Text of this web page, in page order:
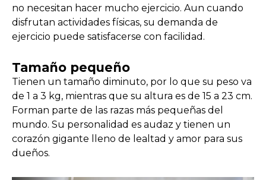
no necesitan hacer mucho ejercicio. Aun cuando
disfrutan actividades físicas, su demanda de
ejercicio puede satisfacerse con facilidad.
Tamaño pequeño
Tienen un tamaño diminuto, por lo que su peso va
de 1 a 3 kg, mientras que su altura es de 15 a 23 cm.
Forman parte de las razas más pequeñas del
mundo. Su personalidad es audaz y tienen un
corazón gigante lleno de lealtad y amor para sus
dueños.